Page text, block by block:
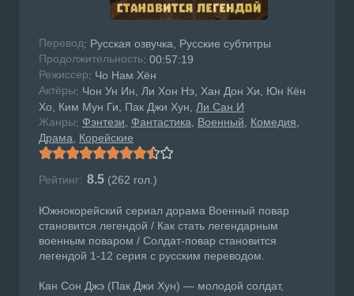
Перевод: Русская озвучка, Русские субтитры
Продолжительность: 00:57:19
Режисcер: Чо Нам Хён
Актёры: Чон Ун Ин, Ли Хон Нэ, Хан Дон Хи, Юн Кён
Хо, Ким Мун Ги, Пак Джи Хун, Ли Сан И
Жанры: Фэнтези Фантастика Военный
Комедия
Драма Корейские
Рейтинг: 8.5 (262 гол.)
Южнокорейский сериал дорама Военный повар
становится легендой / Как стать легендарным
военным поваром / Солдат-повар становится
легендой 1-12 серия с русским переводом.
Кан Сон Джэ (Пак Джи Хун) — молодой солдат,